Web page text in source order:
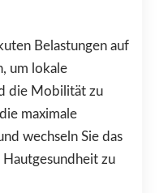
Belastungen auf
um lokale
die Mobilität zu
maximale
wechseln Sie das
Hautgesundheit zu